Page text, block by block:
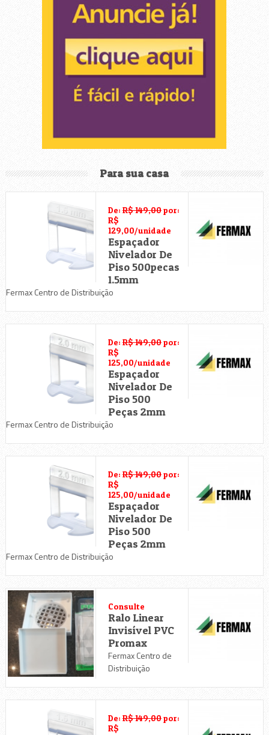
Para sua casa
De: R$ 149,00por:
R$
129,00/unidade
Espaçador
Nivelador De
Piso 500pecas
1.5mm
Fermax Centro de Distribuição
De: R$ 149,00por:
R$
125,00/unidade
Espaçador
Nivelador De
Piso 500
Peças 2mm
Fermax Centro de Distribuição
De: R$ 149,00por:
R$
125,00/unidade
Espaçador
Nivelador De
Piso 500
Peças 2mm
Fermax Centro de Distribuição
Consulte
Ralo Linear
Invisível PVC
Promax
Fermax Centro de
Distribuição
De: R$ 149,00por:
R$